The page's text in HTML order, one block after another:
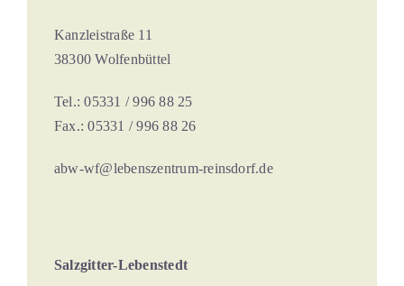
Kanzleistraße 11
38300 Wolfenbüttel
Tel.: 05331 / 996 88 25
Fax.: 05331 / 996 88 26
abw-wf@lebenszentrum-reinsdorf.de
Salzgitter-Lebenstedt